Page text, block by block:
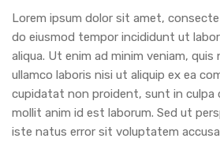
Lorem ipsum dolor sit amet,
do eiusmod tempor incididunt ut
aliqua. Ut enim ad minim veniam,
ullamco laboris nisi ut aliquip ex ea
cupidatat non proident, sunt in culpa
mollit anim id est laborum. Sed ut
iste natus error sit voluptatem